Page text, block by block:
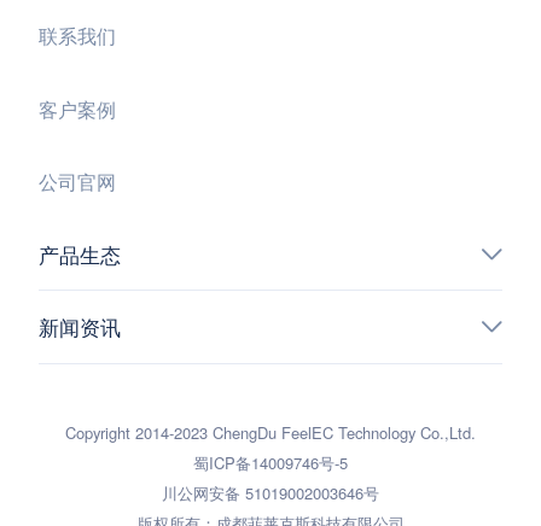
联系我们
客户案例
公司官网
产品生态
新闻资讯
Copyright 2014-2023 ChengDu FeelEC Technology Co.,Ltd.
蜀ICP备14009746号-5
川公网安备 51019002003646号